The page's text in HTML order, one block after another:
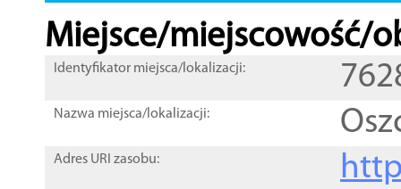
Miejsce/miejscowość/
Identyfikator miejsca/lokalizacji:
Nazwa miejsca/lokalizacji:
Adres URI zasobu: